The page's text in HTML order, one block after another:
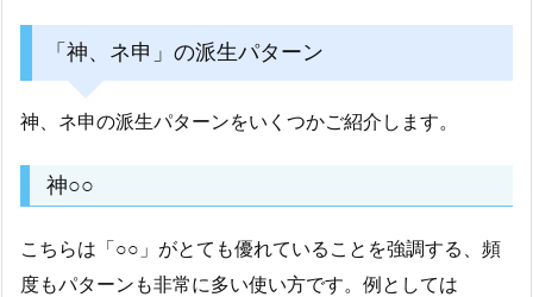
「神、ネ申」の派生パターン
神、ネ申の派生パターンをいくつかご紹介します。
神○○
こちらは「○○」がとても優れていることを強調する、頻
度もパターンも非常に多い使い方です。例としては